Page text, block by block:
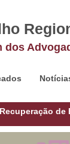
dos
de